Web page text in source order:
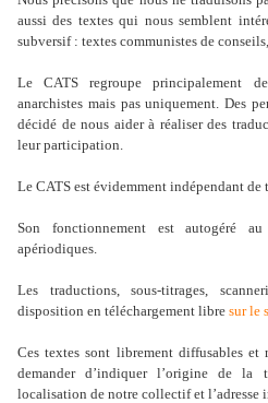
aussi des textes qui nous semblent
subversif : textes communistes de
Le CATS regroupe principalement
anarchistes mais pas uniquement. Des
décidé de nous aider à réaliser des
leur participation.
Le CATS est évidemment indépendant
Son fonctionnement est autogéré
apériodiques.
Les traductions, sous-titrages,
disposition en téléchargement libre sur le
Ces textes sont librement diffusables et
demander d’indiquer l’origine de
localisation de notre collectif et l’adresse